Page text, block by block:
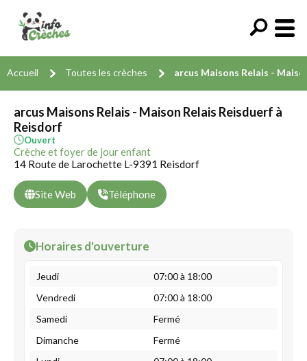
Accueil Toutes les crèches arcus Maisons Relais -
arcus Maisons Relais - Maison Relais Reisduerf à
Reisdorf
Ouvert
Crèche et foyer de jour enfant
14 Route de Larochette L-9391 Reisdorf
Site Web Téléphone
Horaires d'ouverture
Jeudi
07:00 à 18:00
Vendredi
07:00 à 18:00
Samedi
Fermé
Dimanche
Fermé